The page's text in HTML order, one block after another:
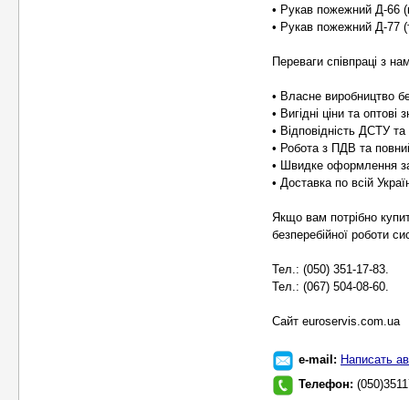
• Рукав пожежний Д-66
• Рукав пожежний Д-77
Переваги співпраці з
• Власне виробництво
• Вигідні ціни та оптові
• Відповідність ДСТУ та
• Робота з ПДВ та
• Швидке оформлення
• Доставка по всій
Якщо вам потрібно
безперебійної роботи
Тел.: (050) 351-17-83.
Тел.: (067) 504-08-60.
Cайт euroservis.com.ua
e-mail: Написать
Телефон: